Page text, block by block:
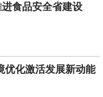
食品安全省建设
优化激活发展新动能